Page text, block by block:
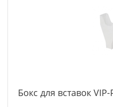
Бокс для вставок